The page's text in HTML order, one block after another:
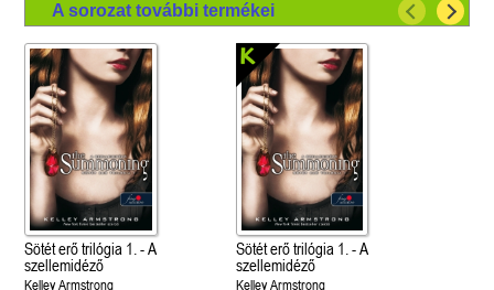
A sorozat további termékei
Sötét erő trilógia 1. - A
szellemidéző
Kelley Armstrong
Sötét erő trilógia 1. - A
szellemidéző
Kelley Armstrong